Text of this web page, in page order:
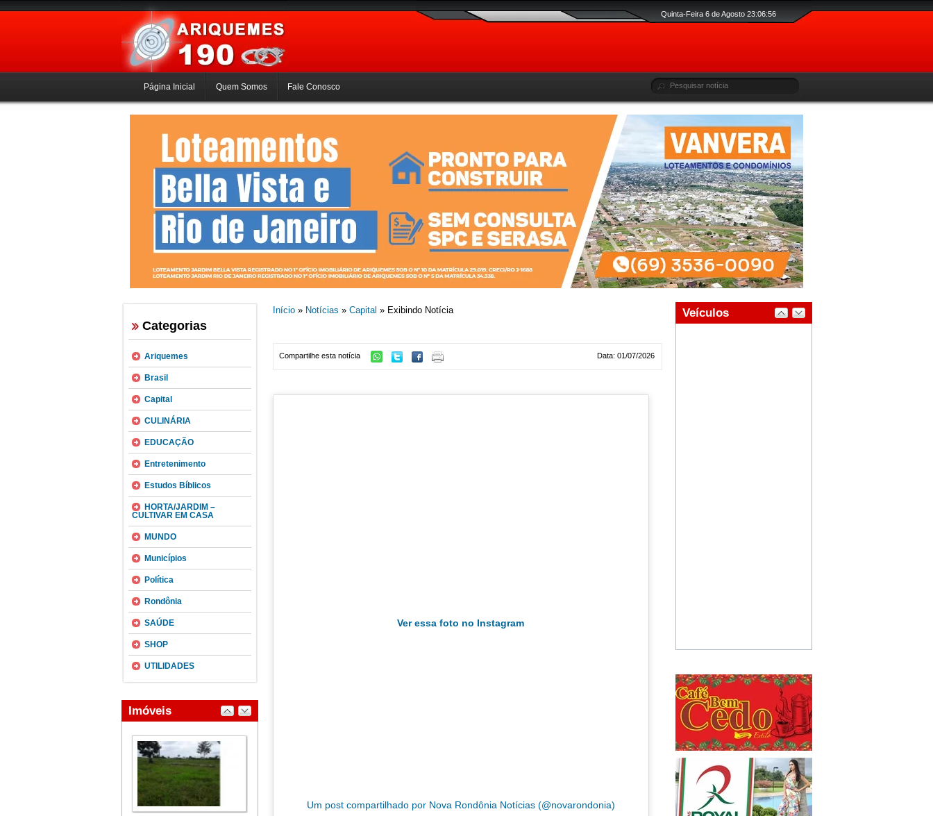
Quinta-Feira 6 de Agosto 23:06:57
Página Inicial Quem Somos Fale Conosco
Categorias
Ariquemes
Brasil
Capital
CULINÁRIA
EDUCAÇÃO
Entretenimento
Estudos Bíblicos
HORTA/JARDIM –
CULTIVAR EM CASA
MUNDO
Municípios
Política
Rondônia
SAÚDE
SHOP
UTILIDADES
Início» Notícias » Capital » Exibindo Notícia
Data: 01/07/2026
Compartilhe esta notícia
Ver essa foto no Instagram
Um post compartilhado por Nova Rondônia Notícias (@novarondonia)